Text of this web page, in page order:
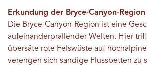
Erkundung der Bryce-Canyon-Region
Die Bryce-Canyon-Region ist eine
aufeinanderprallender Welten. Hier
übersäte rote Felswüste auf
verengen sich sandige Flussbetten zu